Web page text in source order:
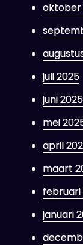
oktober
juli 2025
juni 2025
mei
april
maart
februari
januari